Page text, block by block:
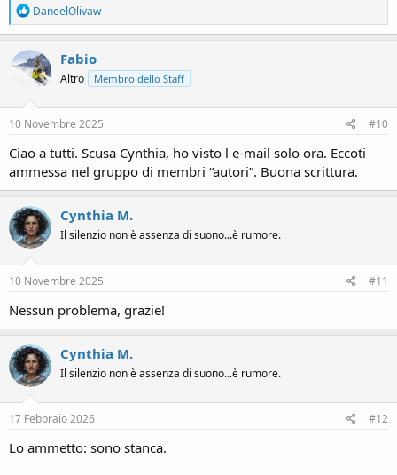
R
e
a
c
t
i
n
s
DaneelOlivaw
Fabio
Altro Membro dello Staff
10 Novembre 2025 #10
Ciao a tutti. Scusa Cynthia, ho visto l e-mail solo ora. Eccoti
ammessa nel gruppo di membri “autori”. Buona scrittura.
Cynthia M.
Il silenzio non è assenza di suono...è rumore.
10 Novembre 2025 #11
Nessun problema, grazie!
Cynthia M.
Il silenzio non è assenza di suono...è rumore.
17 Febbraio 2026 #12
Lo ammetto: sono stanca.